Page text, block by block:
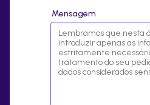
Mensagem